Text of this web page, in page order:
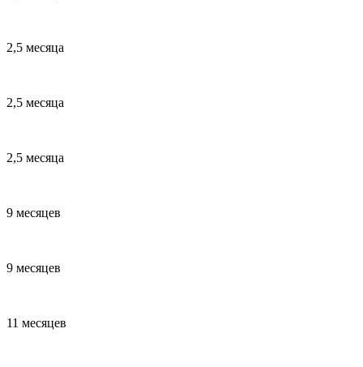
2,5 месяца
2,5 месяца
2,5 месяца
9 месяцев
9 месяцев
11 месяцев